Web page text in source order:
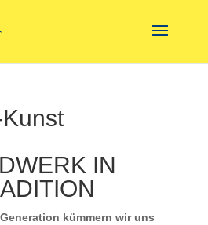
IN
kümmern wir uns